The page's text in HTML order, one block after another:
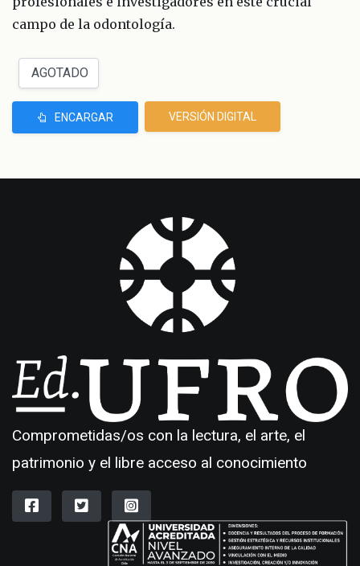
campo de la odontología.
ENCARGAR VERSIÓN DIGITAL
Comprometidas/os con la lectura, el arte, el
patrimonio y el libre acceso al conocimiento